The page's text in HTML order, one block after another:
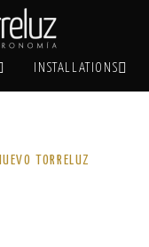
INSTALLATIONS
TORRELUZ